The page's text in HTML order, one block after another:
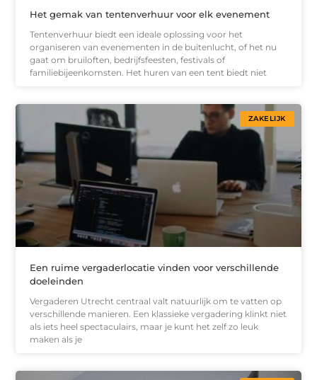
Het gemak van tentenverhuur voor elk evenement
Tentenverhuur biedt een ideale oplossing voor het
organiseren van evenementen in de buitenlucht, of het nu
gaat om bruiloften, bedrijfsfeesten, festivals of
familiebijeenkomsten. Het huren van een tent biedt niet
ZAKELIJK
Een ruime vergaderlocatie vinden voor verschillende
doeleinden
Vergaderen Utrecht centraal valt natuurlijk om te vatten op
verschillende manieren. Een klassieke vergadering klinkt niet
als iets heel spectaculairs, maar je kunt het zelf zo leuk
maken als je